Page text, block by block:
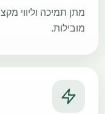
מתן תמיכה וליווי
מובילות.